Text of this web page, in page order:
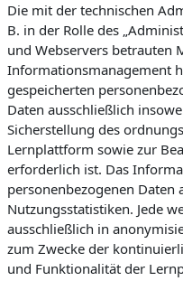
Die mit der technischen
B. in der Rolle des
und Webservers betrauten
Informationsmanagement
gespeicherten
Daten ausschließlich
Sicherstellung des
Lernplattform sowie zur
erforderlich ist. Das
personenbezogenen Daten
Nutzungsstatistiken. Jede
ausschließlich in
zum Zwecke der
und Funktionalität der